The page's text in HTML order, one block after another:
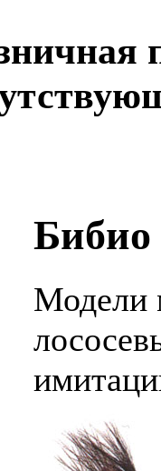
Модели